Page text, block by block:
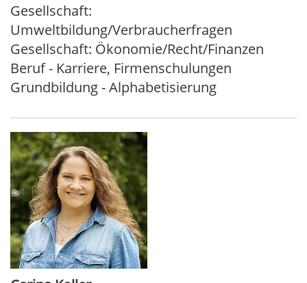
Gesellschaft:
Umweltbildung/Verbraucherfragen
Gesellschaft: Ökonomie/Recht/Finanzen
Beruf - Karriere, Firmenschulungen
Grundbildung - Alphabetisierung